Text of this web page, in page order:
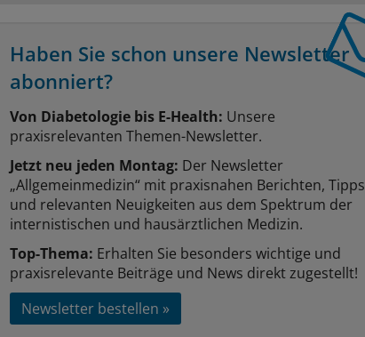
Haben Sie schon unsere Newsletter
abonniert?
Von Diabetologie bis E-Health: Unsere
praxisrelevanten Themen-Newsletter.
Jetzt neu jeden Montag: Der Newsletter
„Allgemeinmedizin“ mit praxisnahen Berichten, Tipps
und relevanten Neuigkeiten aus dem Spektrum der
internistischen und hausärztlichen Medizin.
Top-Thema: Erhalten Sie besonders wichtige und
praxisrelevante Beiträge und News direkt zugestellt!
Newsletter bestellen »